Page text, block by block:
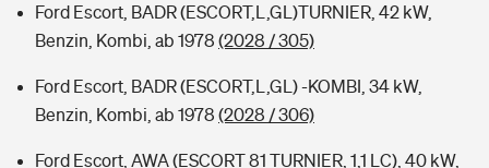
Ford Escort, BADR (ESCORT,L,GL)TURNIER, 42 kW,
Benzin, Kombi, ab 1978 (2028 / 305)
Ford Escort, BADR (ESCORT,L,GL) -KOMBI, 34 kW,
Benzin, Kombi, ab 1978 (2028 / 306)
Ford Escort, AWA (ESCORT 81 TURNIER, 1,1 LC), 40 kW,